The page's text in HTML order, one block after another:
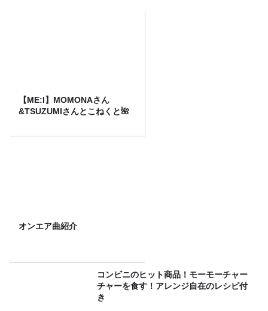
【ME:I】MOMONAさん
&TSUZUMIさんとこねくと🌺
オンエア曲紹介
コンビニのヒット商品！モーモーチャー
チャーを食す！アレンジ自在のレシピ付
き